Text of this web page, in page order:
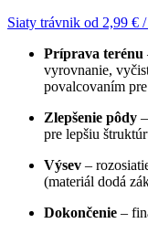
Siaty trávnik od 2,99 €
Príprava terénu
vyrovnanie,
povalcovaním
Zlepšenie pôdy
pre lepšiu
Výsev –
(materiál dodá
Dokončenie –